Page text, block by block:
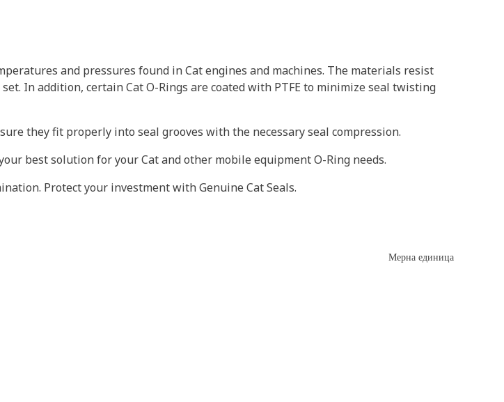
and pressures found in Cat engines and machines. The materials resist
In addition, certain Cat O-Rings are coated with PTFE to minimize seal twisting
they fit properly into seal grooves with the necessary seal compression.
best solution for your Cat and other mobile equipment O-Ring needs.
Protect your investment with Genuine Cat Seals.
Мерна единица